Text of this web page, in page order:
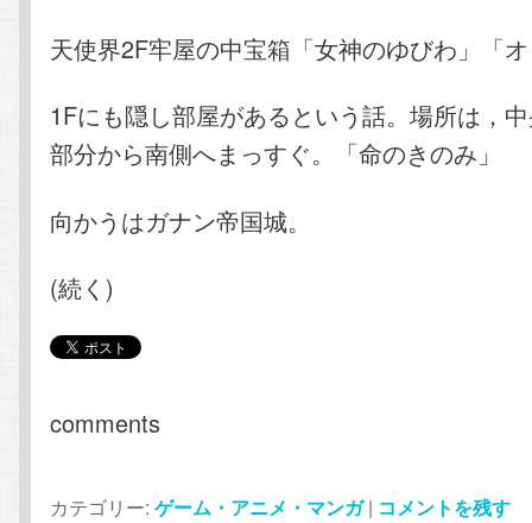
天使界2F牢屋の中宝箱「女神のゆびわ」「
1Fにも隠し部屋があるという話。場所は，
部分から南側へまっすぐ。「命のきのみ」
向かうはガナン帝国城。
(続く)
comments
カテゴリー: ゲーム・アニメ・マンガ | コメントを残す